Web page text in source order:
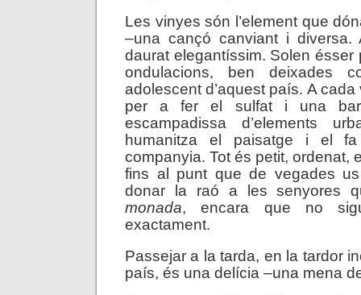
Les vinyes són l’element que
–una cançó canviant i diversa.
daurat elegantíssim. Solen ésser
ondulacions, ben deixades
adolescent d’aquest país. A
per a fer el sulfat i una
escampadissa d’elements
humanitza el paisatge i el
companyia. Tot és petit, ordenat,
fins al punt que de vegades
donar la raó a les senyores
monada, encara que no
exactament.
Passejar a la tarda, en la tardor
país, és una delícia –una mena